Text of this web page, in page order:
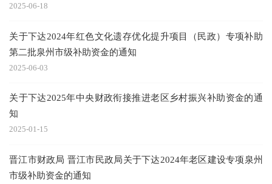
2025-06-18
关于下达2024年红色文化遗存优化提升项目（民政）专项补助
第二批泉州市级补助资金的通知
2025-06-03
关于下达2025年中央财政衔接推进老区乡村振兴补助资金的通
知
2025-01-15
晋江市财政局 晋江市民政局关于下达2024年老区建设专项泉州
市级补助资金的通知